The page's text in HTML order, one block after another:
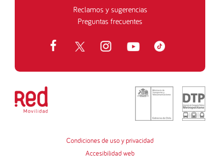
Reclamos y sugerencias
Preguntas frecuentes
Condiciones de uso y privacidad
Accesibilidad web